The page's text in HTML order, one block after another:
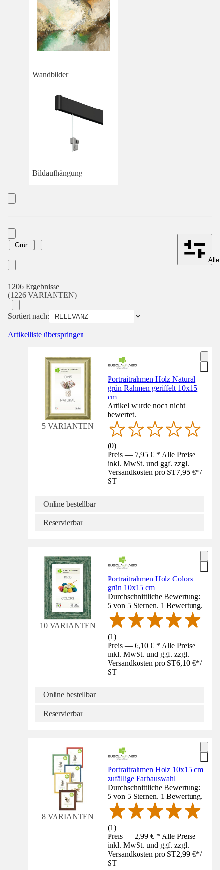
Wandbilder
Bildaufhängung
Grün
1206 Ergebnisse
(1226 VARIANTEN)
Sortiert nach:
Artikelliste überspringen
5 VARIANTEN
Portraitrahmen Holz Natural
grün Rahmen geriffelt 10x15
cm
Artikel wurde noch nicht
bewertet.
(0)
Preis — 7,95 € * Alle Preise
inkl. MwSt. und ggf. zzgl.
Versandkosten pro ST7,95 €*/
ST
Online bestellbar
Reservierbar
10 VARIANTEN
Portraitrahmen Holz Colors
grün 10x15 cm
Durchschnittliche Bewertung:
5 von 5 Sternen. 1 Bewertung.
(1)
Preis — 6,10 € * Alle Preise
inkl. MwSt. und ggf. zzgl.
Versandkosten pro ST6,10 €*/
ST
Online bestellbar
Reservierbar
8 VARIANTEN
Portraitrahmen Holz 10x15 cm
zufällige Farbauswahl
Durchschnittliche Bewertung:
5 von 5 Sternen. 1 Bewertung.
(1)
Preis — 2,99 € * Alle Preise
inkl. MwSt. und ggf. zzgl.
Versandkosten pro ST2,99 €*/
ST